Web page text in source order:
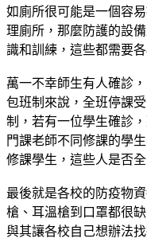
如廁所很可能是一個容
理廁所，那麼防護的設
識和訓練，這些都需要
萬一不幸師生有人確診
包班制來說，全班停課
制，若有一位學生確診
門課老師不同修課的學
修課學生，這些人是否
最後就是各校的防疫物
槍、耳溫槍到口罩都很
與其讓各校自己想辦法